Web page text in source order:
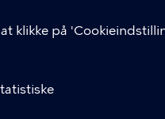
klikke på